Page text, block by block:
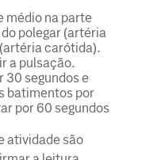
médio na parte
polegar (artéria
carótida).
a pulsação.
30 segundos e
batimentos por
por 60 segundos
atividade são